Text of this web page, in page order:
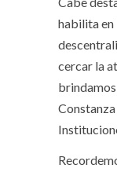
habilita en
cercar la
brindamos